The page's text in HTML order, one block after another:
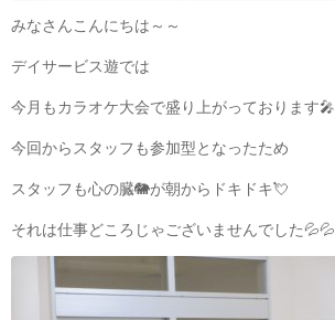
みなさんこんにちは～～
デイサービス遊では
今月もカラオケ大会で盛り上がっております🎤
今回からスタッフも参加型となったため
スタッフも心の臓🐘が朝からドキドキ💘
それは仕事どころじゃございませんでした💦💦